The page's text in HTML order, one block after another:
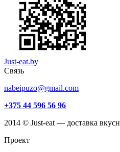
Just-eat.by
Связь
nabeipuzo@gmail.com
+375 44 596 56 96
2014 © Just-eat — доставка
Проект